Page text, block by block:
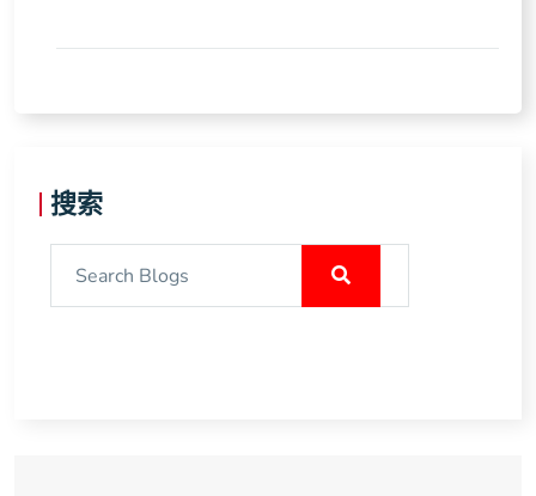
搜索